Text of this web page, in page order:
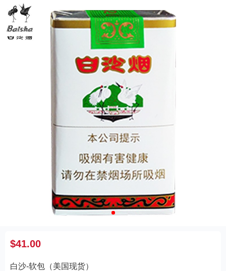



$41.00
白沙-软包（美国现货）